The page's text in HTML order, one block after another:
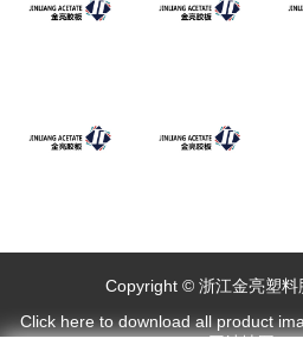
Copyright © 浙江金亮塑料
Click here to download all product